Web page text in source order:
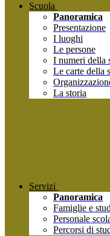
Scuola
Panoramica
Presentazione
I luoghi
Le persone
I numeri della
Le carte della
La storia
Servizi
Panoramica
Famiglie e
Personale
Percorsi di